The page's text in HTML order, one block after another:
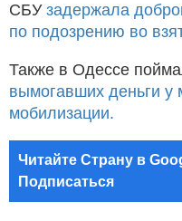
СБУ задержала
по подозрению во
Также в Одессе
вымогавших деньги у
мобилизации.
Читайте Страну в
Подписаться